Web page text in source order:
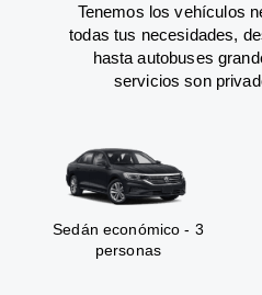
Tenemos los vehículos
todas tus necesidades,
hasta autobuses
servicios son
Sedán económico - 3
personas